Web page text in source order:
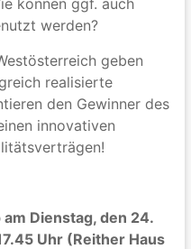
werden?
geben
realisierte
den Gewinner des
innovativen
Dienstag, den 24.
Uhr (Reither Haus